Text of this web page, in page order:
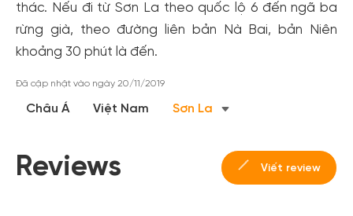
thác. Nếu đi từ Sơn La theo quốc lộ 6 đến ngã ba
rừng già, theo đường liên bản Nà Bai, bản Niên
khoảng 30 phút là đến.
Đã cập nhật vào ngày 20/11/2019
Châu Á Việt Nam Sơn La
Reviews Viết review
Tạo tài khoản nhanh - nhận nhiều ưu
dành cho thành viên đến từ các đối tác của Gody.vn dành
Hoặc đăng nhập bằng
Đăng nhập Facebook
Đăng nhập Google